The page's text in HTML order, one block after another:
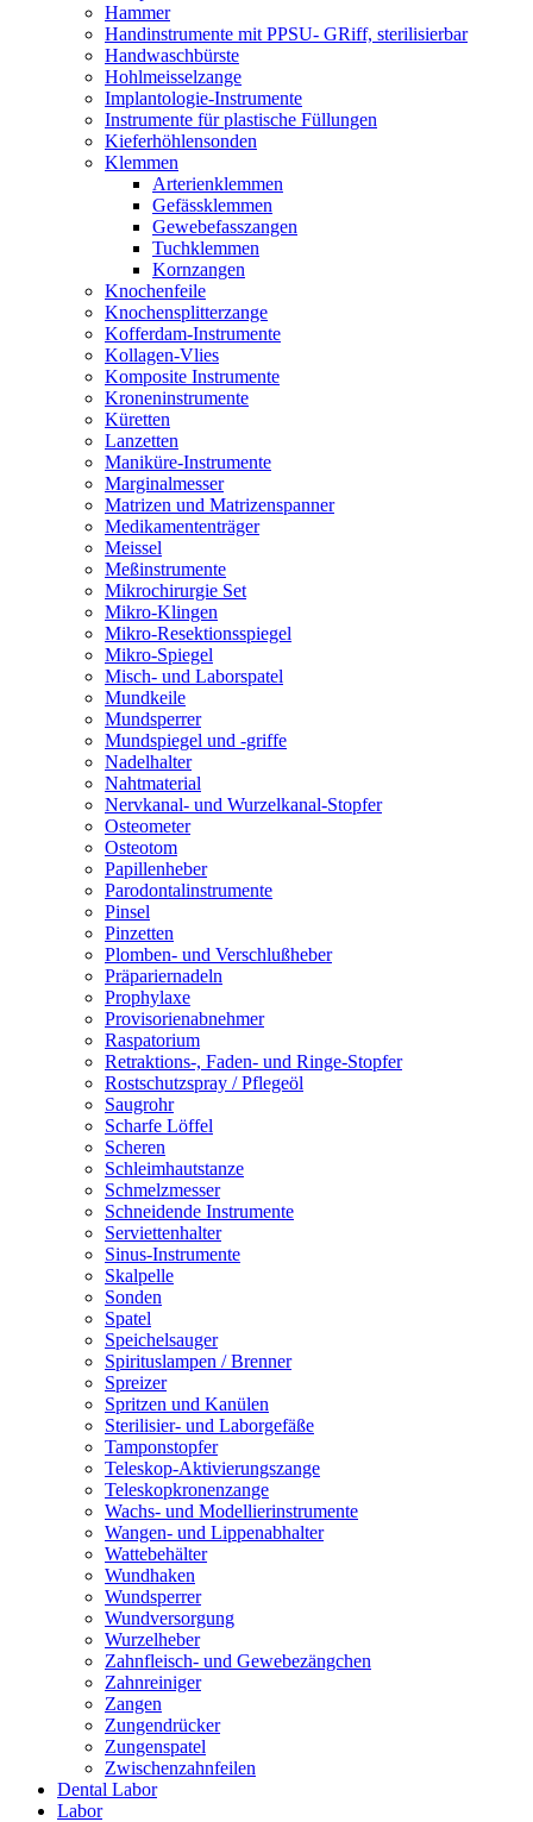
Hammer
Handinstrumente mit PPSU- GRiff, sterilisierbar
Handwaschbürste
Hohlmeisselzange
Implantologie-Instrumente
Instrumente für plastische Füllungen
Kieferhöhlensonden
Klemmen
Arterienklemmen
Gefässklemmen
Gewebefasszangen
Tuchklemmen
Kornzangen
Knochenfeile
Knochensplitterzange
Kofferdam-Instrumente
Kollagen-Vlies
Komposite Instrumente
Kroneninstrumente
Küretten
Lanzetten
Maniküre-Instrumente
Marginalmesser
Matrizen und Matrizenspanner
Medikamententräger
Meissel
Meßinstrumente
Mikrochirurgie Set
Mikro-Klingen
Mikro-Resektionsspiegel
Mikro-Spiegel
Misch- und Laborspatel
Mundkeile
Mundsperrer
Mundspiegel und -griffe
Nadelhalter
Nahtmaterial
Nervkanal- und Wurzelkanal-Stopfer
Osteometer
Osteotom
Papillenheber
Parodontalinstrumente
Pinsel
Pinzetten
Plomben- und Verschlußheber
Präpariernadeln
Prophylaxe
Provisorienabnehmer
Raspatorium
Retraktions-, Faden- und Ringe-Stopfer
Rostschutzspray / Pflegeöl
Saugrohr
Scharfe Löffel
Scheren
Schleimhautstanze
Schmelzmesser
Schneidende Instrumente
Serviettenhalter
Sinus-Instrumente
Skalpelle
Sonden
Spatel
Speichelsauger
Spirituslampen / Brenner
Spreizer
Spritzen und Kanülen
Sterilisier- und Laborgefäße
Tamponstopfer
Teleskop-Aktivierungszange
Teleskopkronenzange
Wachs- und Modellierinstrumente
Wangen- und Lippenabhalter
Wattebehälter
Wundhaken
Wundsperrer
Wundversorgung
Wurzelheber
Zahnfleisch- und Gewebezängchen
Zahnreiniger
Zangen
Zungendrücker
Zungenspatel
Zwischenzahnfeilen
Dental Labor
Labor